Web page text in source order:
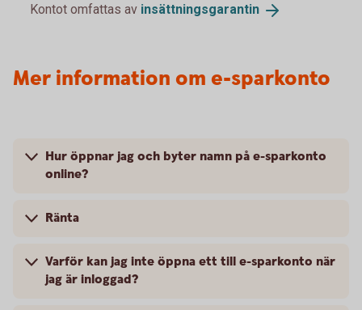
Kontot omfattas av insättningsgarantin
Mer information om e-sparkonto
Hur öppnar jag och byter namn på e-sparkonto
online?
Ränta
Varför kan jag inte öppna ett till e-sparkonto när
jag är inloggad?